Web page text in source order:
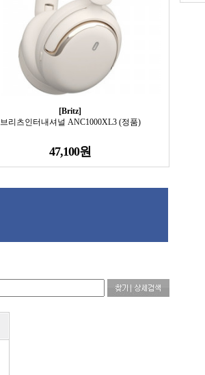
[Britz]
브리츠인터내셔널 ANC1000XL3 (정품)
47,100원